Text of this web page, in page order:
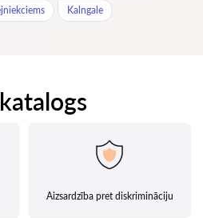
Kalngale
Aizsardzība pret diskrimināciju